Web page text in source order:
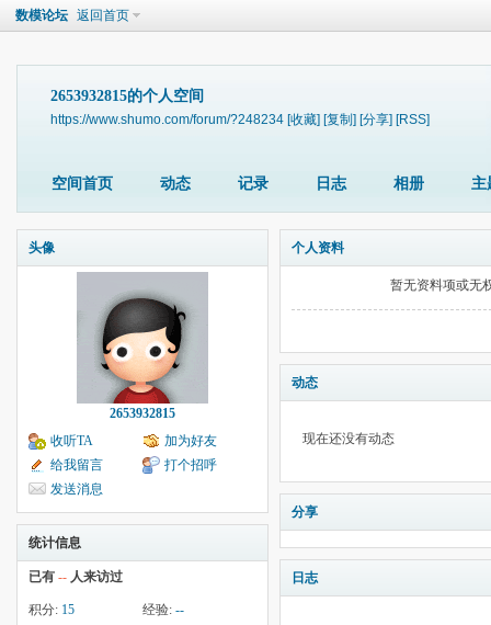
数模论坛 返回首页
2653932815的个人空间
https://www.shumo.com/forum/?248234 [收藏] [复制] [分享] [RSS]
空间首页 动态 记录 日志 相册 主
头像
2653932815
收听TA
加为好友
给我留言
打个招呼
发送消息
统计信息
已有 -- 人来访过
积分: 15 经验: --
个人资料
暂无资料项或无
动态
现在还没有动态
分享
日志